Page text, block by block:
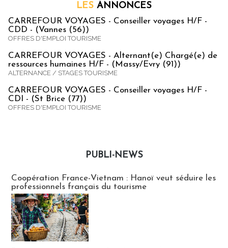
LES ANNONCES
CARREFOUR VOYAGES - Conseiller voyages H/F -
CDD - (Vannes (56))
OFFRES D'EMPLOI TOURISME
CARREFOUR VOYAGES - Alternant(e) Chargé(e) de
ressources humaines H/F - (Massy/Evry (91))
ALTERNANCE / STAGES TOURISME
CARREFOUR VOYAGES - Conseiller voyages H/F -
CDI - (St Brice (77))
OFFRES D'EMPLOI TOURISME
PUBLI-NEWS
Coopération France-Vietnam : Hanoï veut séduire les
professionnels français du tourisme